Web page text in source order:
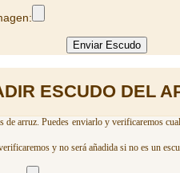
ESCUDO DEL
de arruz. Puedes enviarlo y verificaremos
y no será añadida si no es un